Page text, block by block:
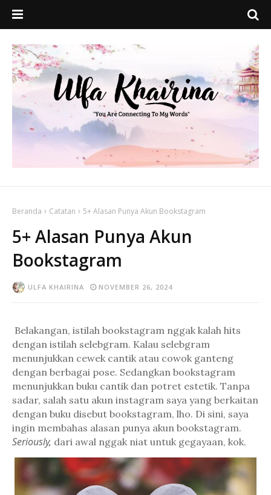
Beranda Catatan 5+ Alasan Punya Akun Bookstagram
5+ Alasan Punya Akun
Bookstagram
ULFA KHAIRINA NOVEMBER 26, 2024
Belakangan, istilah bookstagram nggak kalah hits
dengan istilah selebgram. Kalau selebgram
menunjukkan cewek cantik atau cowok ganteng
dengan berbagai pose. Sedangkan bookstagram
menunjukkan buku cantik dan potret estetik. Tanpa
sadar, salah satu akun instagram saya yang berkaitan
dengan buku disebut bookstagram, lho. Di sini, saya
ingin membahas alasan punya akun bookstagram.
Seriously, dari awal nggak niat untuk gegayaan, kok.